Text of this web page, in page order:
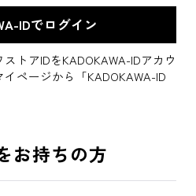
トアIDをKADOKAWA-IDアカウ
ページから「KADOKAWA-ID
お持ちの方